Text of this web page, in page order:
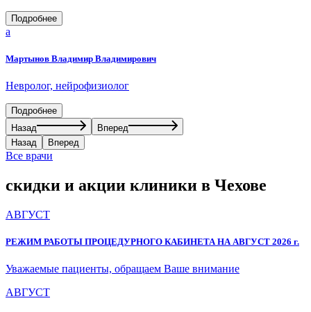
Подробнее
a
Мартынов Владимир Владимирович
Невролог, нейрофизиолог
Подробнее
Назад
Вперед
Назад
Вперед
Все врачи
скидки и акции клиники в Чехове
АВГУСТ
РЕЖИМ РАБОТЫ ПРОЦЕДУРНОГО КАБИНЕТА НА АВГУСТ 2026 г.
Уважаемые пациенты, обращаем Ваше внимание
АВГУСТ